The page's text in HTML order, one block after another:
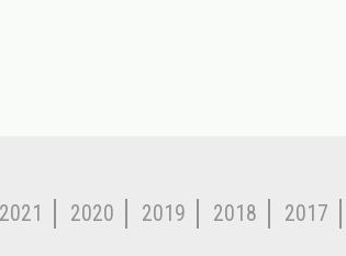
2021 2020 2019 2018 2017